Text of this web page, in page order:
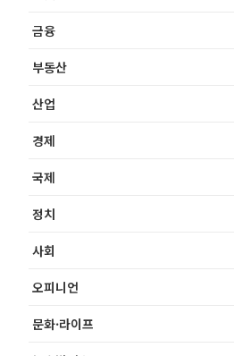
금융
부동산
산업
경제
국제
정치
사회
오피니언
문화·라이프